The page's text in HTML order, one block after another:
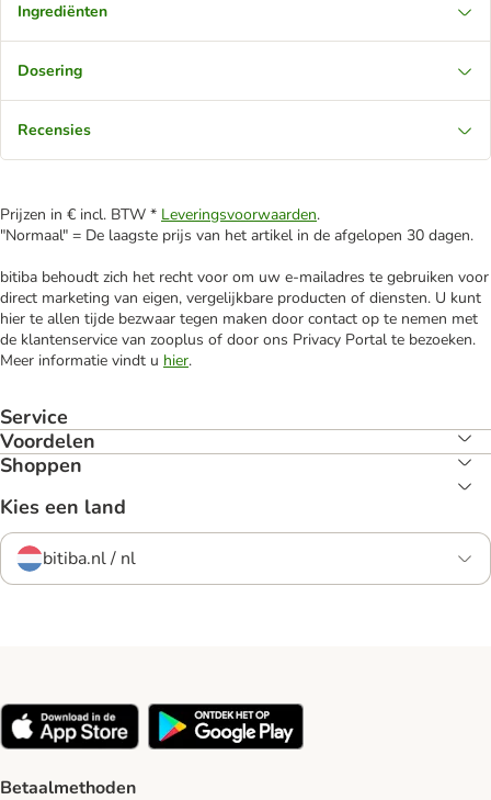
Ingrediënten
Dosering
Recensies
Prijzen in € incl. BTW * Leveringsvoorwaarden.
"Normaal" = De laagste prijs van het artikel in de afgelopen 30 dagen.
bitiba behoudt zich het recht voor om uw e-mailadres te gebruiken voor
direct marketing van eigen, vergelijkbare producten of diensten. U kunt
hier te allen tijde bezwaar tegen maken door contact op te nemen met
de klantenservice van zooplus of door ons Privacy Portal te bezoeken.
Meer informatie vindt u hier.
Service
Voordelen
Shoppen
Kies een land
bitiba.nl / nl
Betaalmethoden